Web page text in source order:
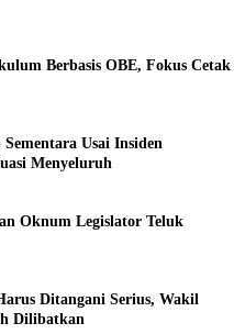
Berbasis OBE, Fokus Cetak
Usai Insiden
Menyeluruh
Oknum Legislator Teluk
Ditangani Serius, Wakil
Dilibatkan